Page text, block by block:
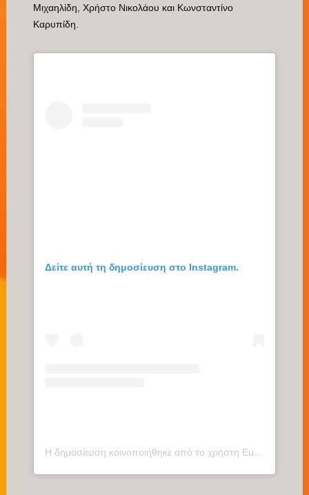
Μιχαηλίδη, Χρήστο Νικολάου και Κωνσταντίνο
Καρυπίδη.
Δείτε αυτή τη δημοσίευση στο Instagram.
Η δημοσίευση κοινοποιήθηκε από το χρήστη Eurovisionfun (@eurovisionfn)